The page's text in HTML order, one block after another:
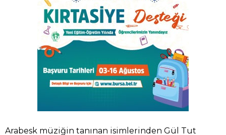
Arabesk müziğin tanınan isimlerinden Gül Tut